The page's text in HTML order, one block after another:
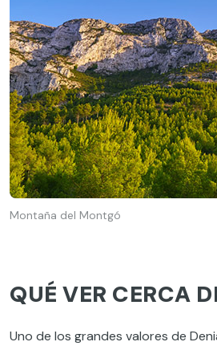
Montaña del Montgó
QUÉ VER CERCA
Uno de los grandes valores de